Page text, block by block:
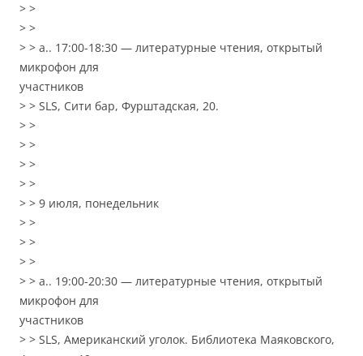
> >
> >
> > a.. 17:00-18:30 — литературные чтения, открытый
микрофон для
участников
> > SLS, Сити бар, Фурштадская, 20.
> >
> >
> >
> >
> > 9 июля, понедельник
> >
> >
> >
> > a.. 19:00-20:30 — литературные чтения, открытый
микрофон для
участников
> > SLS, Американский уголок. Библиотека Маяковского,